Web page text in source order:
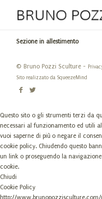
Sezione in allestimento
© Bruno Pozzi Sculture -
Sito realizzato da SqueezeMind
Questo sito o gli strumenti terzi da
necessari al funzionamento ed utili
vuoi saperne di più o negare il
cookie policy. Chiudendo questo
un link o proseguendo la
cookie.
Chiudi
Cookie Policy
http://